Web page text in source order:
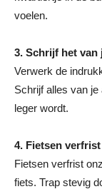
voelen.
3. Schrijf het van
Verwerk de
Schrijf alles van
leger wordt.
4. Fietsen
Fietsen verfrist
fiets. Trap stevig